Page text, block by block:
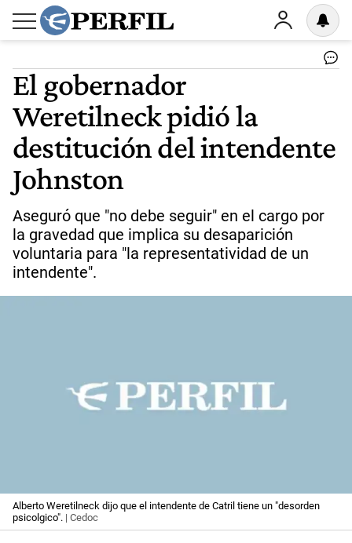
El gobernador
Weretilneck pidió la
destitución del intendente
Johnston
Aseguró que "no debe seguir" en el cargo por
la gravedad que implica su desaparición
voluntaria para "la representatividad de un
intendente".
Alberto Weretilneck dijo que el intendente de Catril tiene un "desorden
psicolgico". | Cedoc